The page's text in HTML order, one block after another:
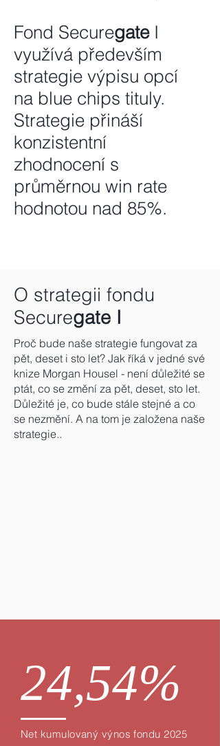
Fond SecuregateI
využívá především
strategie výpisu opcí
na blue chips tituly.
Strategie přináší
konzistentní
zhodnocení s
průměrnou win rate
hodnotou nad 85%.
O strategii fondu
Securegate I
Proč bude naše strategie fungovat za
pět, deset i sto let? Jak říká v jedné své
knize Morgan Housel - není důležité se
ptát, co se změní za pět, deset, sto let.
Důležité je, co bude stále stejné a co
se nezmění. A na tom je založena naše
strategie..
24,54%
Net kumulovaný výnos fondu 2025